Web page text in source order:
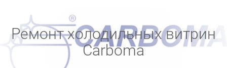
Ремонт холодильных витрин
Carboma